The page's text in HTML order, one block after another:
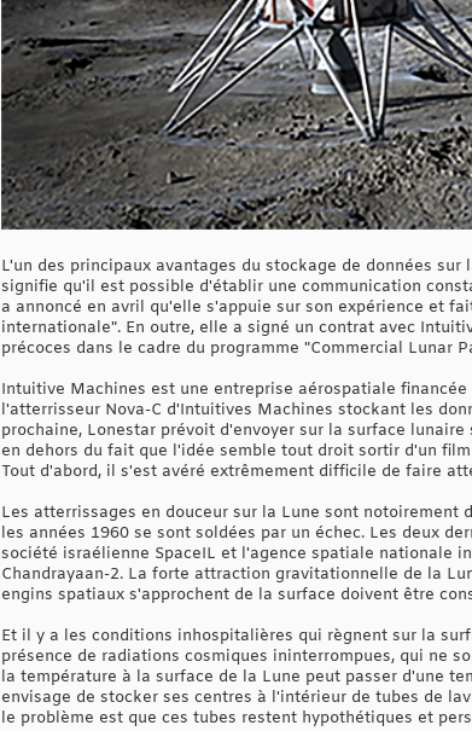
L'un des principaux avantages du stockage de données
signifie qu'il est possible d'établir une communication
a annoncé en avril qu'elle s'appuie sur son expérience et
internationale". En outre, elle a signé un contrat avec
précoces dans le cadre du programme "Commercial Lunar
Intuitive Machines est une entreprise aérospatiale
l'atterrisseur Nova-C d'Intuitives Machines stockant les
prochaine, Lonestar prévoit d'envoyer sur la surface
en dehors du fait que l'idée semble tout droit sortir d'un
Tout d'abord, il s'est avéré extrêmement difficile de faire
Les atterrissages en douceur sur la Lune sont
les années 1960 se sont soldées par un échec. Les deux
société israélienne SpaceIL et l'agence spatiale nationale
Chandrayaan-2. La forte attraction gravitationnelle de la
engins spatiaux s'approchent de la surface doivent être
Et il y a les conditions inhospitalières qui règnent sur la
présence de radiations cosmiques ininterrompues, qui ne
la température à la surface de la Lune peut passer d'une
envisage de stocker ses centres à l'intérieur de tubes de
le problème est que ces tubes restent hypothétiques et